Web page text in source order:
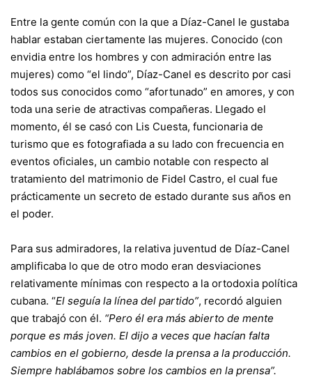
Entre la gente común con la que a Díaz-Canel le gustaba
hablar estaban ciertamente las mujeres. Conocido (con
envidia entre los hombres y con admiración entre las
mujeres) como “el lindo”, Díaz-Canel es descrito por casi
todos sus conocidos como “afortunado” en amores, y con
toda una serie de atractivas compañeras. Llegado el
momento, él se casó con Lis Cuesta, funcionaria de
turismo que es fotografiada a su lado con frecuencia en
eventos oficiales, un cambio notable con respecto al
tratamiento del matrimonio de Fidel Castro, el cual fue
prácticamente un secreto de estado durante sus años en
el poder.
Para sus admiradores, la relativa juventud de Díaz-Canel
amplificaba lo que de otro modo eran desviaciones
relativamente mínimas con respecto a la ortodoxia política
cubana. “El seguía la línea del partido”, recordó alguien
que trabajó con él. “Pero él era más abierto de mente
porque es más joven. El dijo a veces que hacían falta
cambios en el gobierno, desde la prensa a la producción.
Siempre hablábamos sobre los cambios en la prensa”.